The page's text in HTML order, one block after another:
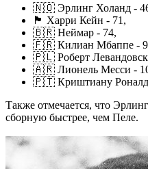
🇳🇴 Эрлинг Холанд -
🏴󠁧󠁢󠁥󠁮󠁧󠁿 Харри Кейн - 71,
🇧🇷 Неймар - 74,
🇫🇷 Килиан Мбаппе -
🇵🇱 Роберт
🇦🇷 Лионель Месси -
🇵🇹 Криштиану
Также отмечается, что
сборную быстрее, чем Пеле.